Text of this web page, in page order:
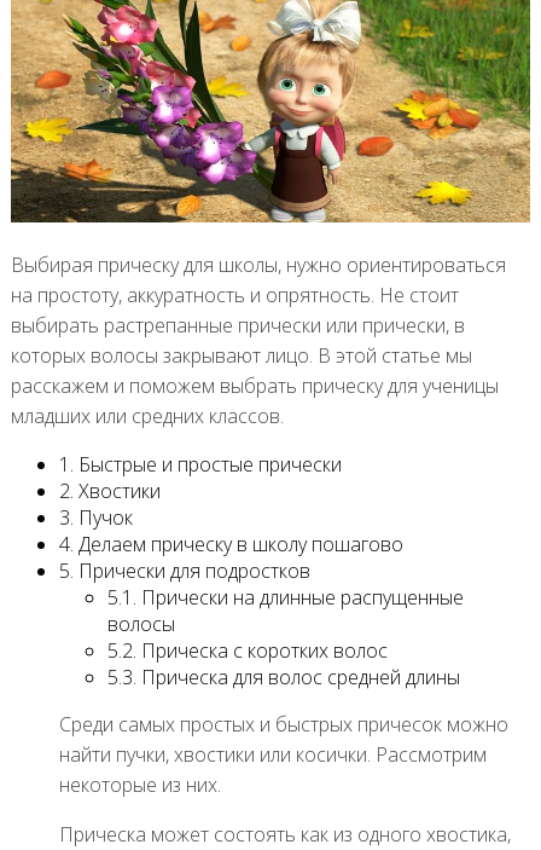
Выбирая прическу для школы, нужно ориентироваться
на простоту, аккуратность и опрятность. Не стоит
выбирать растрепанные прически или прически, в
которых волосы закрывают лицо. В этой статье мы
расскажем и поможем выбрать прическу для ученицы
младших или средних классов.
1. Быстрые и простые прически
2. Хвостики
3. Пучок
4. Делаем прическу в школу пошагово
5. Прически для подростков
5.1. Прически на длинные распущенные
волосы
5.2. Прическа с коротких волос
5.3. Прическа для волос средней длины
Среди самых простых и быстрых причесок можно
найти пучки, хвостики или косички. Рассмотрим
некоторые из них.
Прическа может состоять как из одного хвостика,